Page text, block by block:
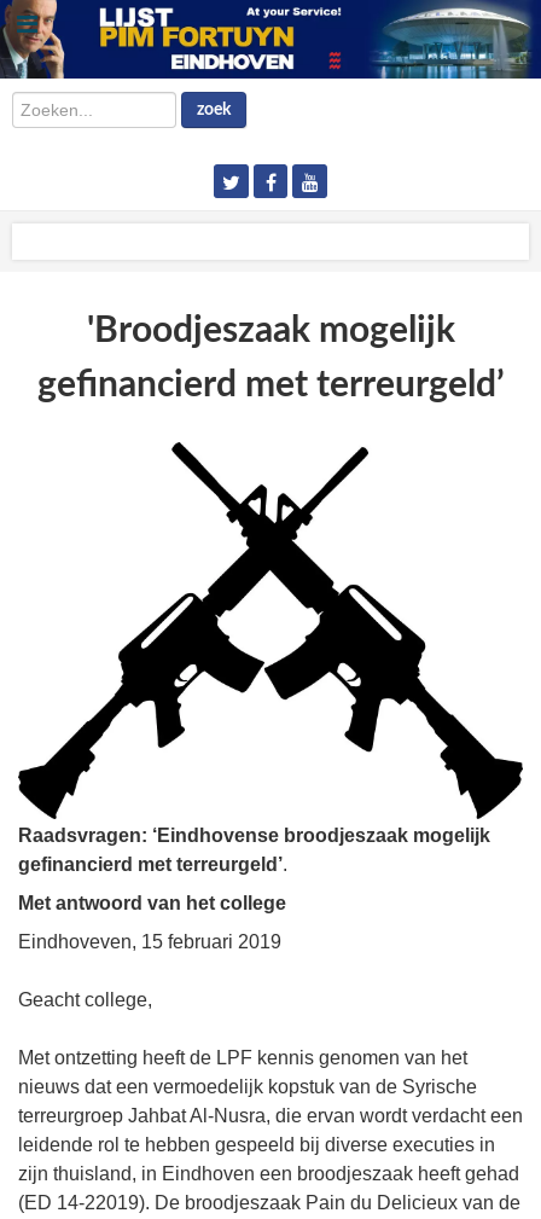
Zoeken... zoek
'Broodjeszaak mogelijk
gefinancierd met terreurgeld’
Raadsvragen: ‘Eindhovense broodjeszaak mogelijk
gefinancierd met terreurgeld’.
Met antwoord van het college
Eindhoveven, 15 februari 2019
Geacht college,
Met ontzetting heeft de LPF kennis genomen van het
nieuws dat een vermoedelijk kopstuk van de Syrische
terreurgroep Jahbat Al-Nusra, die ervan wordt verdacht een
leidende rol te hebben gespeeld bij diverse executies in
zijn thuisland, in Eindhoven een broodjeszaak heeft gehad
(ED 14-22019). De broodjeszaak Pain du Delicieux van de